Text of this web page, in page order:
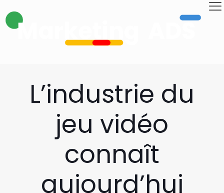
L’industrie du
jeu vidéo
connaît
aujourd’hui